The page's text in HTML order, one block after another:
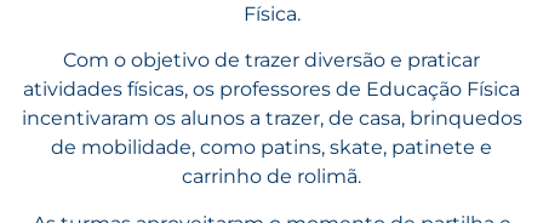
Física.
Com o objetivo de trazer diversão e praticar
atividades físicas, os professores de Educação Física
incentivaram os alunos a trazer, de casa, brinquedos
de mobilidade, como patins, skate, patinete e
carrinho de rolimã.